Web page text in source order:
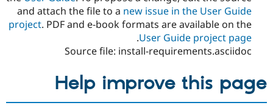
and attach the file to a new issue in the User Guide
project. PDF and e-book formats are available on the
User Guide project page
.
Source file: install-requirements.asciidoc
Help improve this page